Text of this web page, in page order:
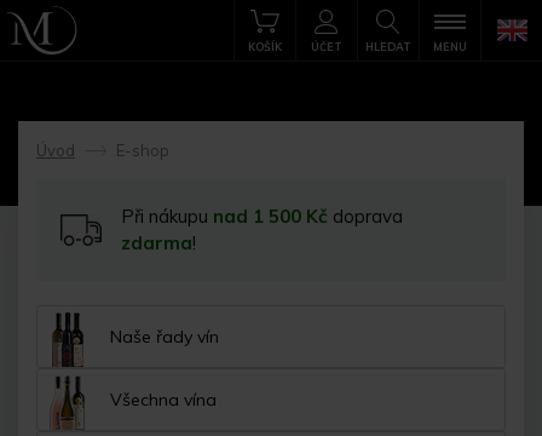
HLEDAT
KOŠÍK ÚČET MENU
Úvod
->
E-shop
Při nákupu nad 1 500 Kč doprava
zdarma!
Naše řady vín
Všechna vína